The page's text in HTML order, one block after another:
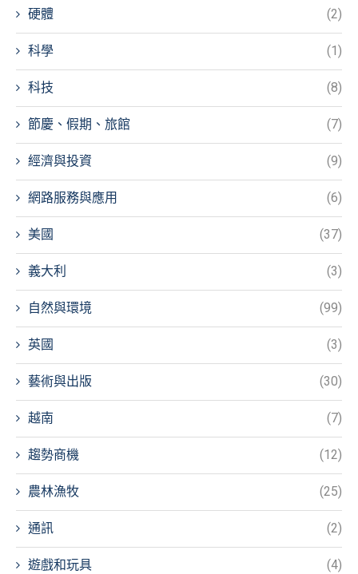
硬體 (2)
科學 (1)
科技 (8)
節慶、假期、旅館 (7)
經濟與投資 (9)
網路服務與應用 (6)
美國 (37)
義大利 (3)
自然與環境 (99)
英國 (3)
藝術與出版 (30)
越南 (7)
趨勢商機 (12)
農林漁牧 (25)
通訊 (2)
遊戲和玩具 (4)